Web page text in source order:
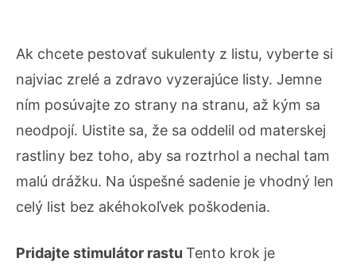
Ak chcete pestovať sukulenty z listu, vyberte si
najviac zrelé a zdravo vyzerajúce listy. Jemne
ním posúvajte zo strany na stranu, až kým sa
neodpojí. Uistite sa, že sa oddelil od materskej
rastliny bez toho, aby sa roztrhol a nechal tam
malú drážku. Na úspešné sadenie je vhodný len
celý list bez akéhokoľvek poškodenia.
Pridajte stimulátor rastu Tento krok je